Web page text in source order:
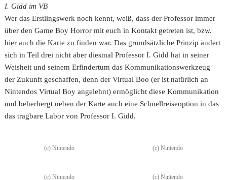
I. Gidd im VB
Wer das Erstlingswerk noch kennt, weiß, dass der Professor immer
über den Game Boy Horror mit euch in Kontakt getreten ist, bzw.
hier auch die Karte zu finden war. Das grundsätzliche Prinzip ändert
sich in Teil drei nicht aber diesmal Professor I. Gidd hat in seiner
Weisheit und seinem Erfindertum das Kommunikationswerkzeug
der Zukunft geschaffen, denn der Virtual Boo (er ist natürlich an
Nintendos Virtual Boy angelehnt) ermöglicht diese Kommunikation
und beherbergt neben der Karte auch eine Schnellreiseoption in das
das tragbare Labor von Professor I. Gidd.
(c) Nintendo (c) Nintendo
(c) Nintendo (c) Nintendo